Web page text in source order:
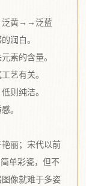
泛黄→→泛蓝
润白。
素的含量。
艺有关。
则纯洁。
。
丽；宋代以前
单彩瓷，但不
像就难于多姿